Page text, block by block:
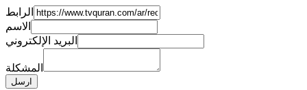
الرابط
الاسم
البريد الإلكتروني
المشكلة
ارسل